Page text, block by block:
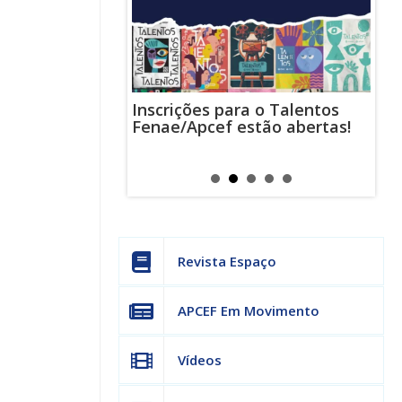
Inscrições para o Talentos
Fenae/Apcef estão abertas!
Revista Espaço
APCEF Em Movimento
Vídeos